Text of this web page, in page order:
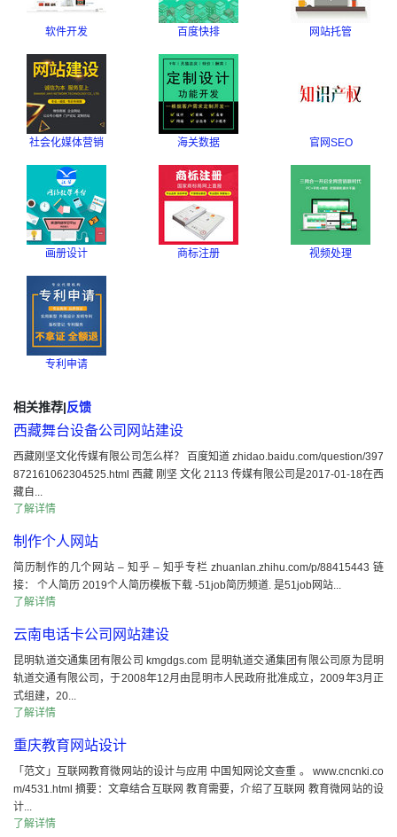
软件开发 百度快排 网站托管
社会化媒体营销 海关数据 官网SEO
画册设计 商标注册 视频处理
专利申请
相关推荐|反馈
西藏舞台设备公司网站建设
西藏刚坚文化传媒有限公司怎么样？ 百度知道 zhidao.baidu.com/question/397
872161062304525.html 西藏 刚坚 文化 2113 传媒有限公司是2017-01-18在西
藏自...
了解详情
制作个人网站
简历制作的几个网站 – 知乎 – 知乎专栏 zhuanlan.zhihu.com/p/88415443 链
接： 个人简历 2019个人简历模板下载 -51job简历频道. 是51job网站...
了解详情
云南电话卡公司网站建设
昆明轨道交通集团有限公司 kmgdgs.com 昆明轨道交通集团有限公司原为昆明
轨道交通有限公司，于2008年12月由昆明市人民政府批准成立，2009年3月正
式组建，20...
了解详情
重庆教育网站设计
「范文」互联网教育微网站的设计与应用 中国知网论文查重 。 www.cncnki.co
m/4531.html 摘要：文章结合互联网 教育需要，介绍了互联网 教育微网站的设
计...
了解详情